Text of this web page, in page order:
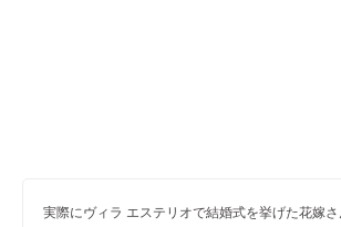
実際にヴィラ エステリオで結婚式を挙げた花嫁